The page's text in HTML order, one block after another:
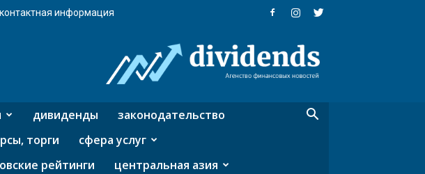
контактная информация
агентство
финансовых
дивиденды
законодательство
торги
сфера услуг
рейтинги центральная азия